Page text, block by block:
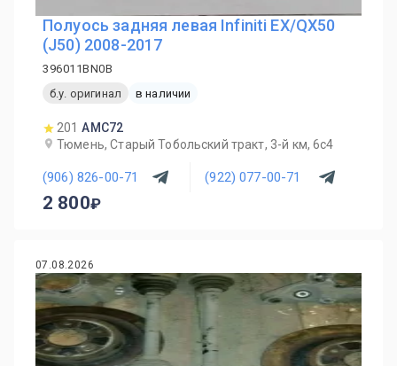
Полуось задняя левая Infiniti EX/QX50
(J50) 2008-2017
396011BN0B
б.у. оригинал
в наличии
201 AMC72
Тюмень, Старый Тобольский тракт, 3-й км, 6с4
(906) 826-00-71 (922) 077-00-71
2 800
07.08.2026